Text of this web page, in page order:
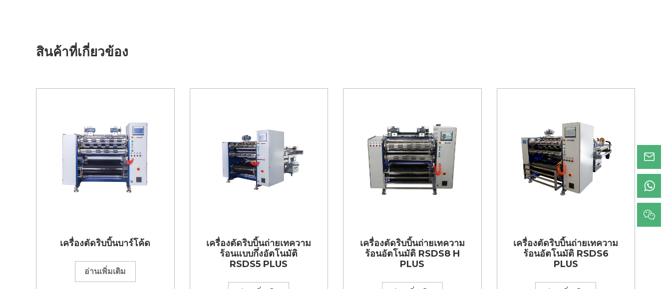
สินค้าที่เกี่ยวข้อง
เครื่องตัดริบบิ้นบาร์โค้ด
อ่านเพิ่มเติม
เครื่องตัดริบบิ้นถ่ายเทความ
ร้อนแบบกึ่งอัตโนมัติ
RSDS5 PLUS
เครื่องตัดริบบิ้นถ่ายเทความ
ร้อนอัตโนมัติ RSDS8 H
PLUS
เครื่องตัดริบบิ้นถ่ายเทความ
ร้อนอัตโนมัติ RSDS6
PLUS